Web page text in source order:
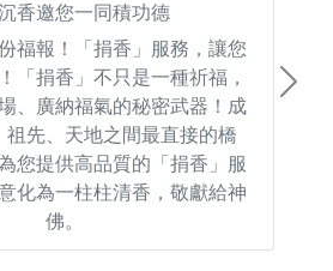
香邀您一同積功德
福報！「捐香」服務，讓您
「捐香」不只是一種祈福，
、廣納福氣的秘密武器！成
先、天地之間最直接的橋
您提供高品質的「捐香」服
化為一柱柱清香，敬獻給神
佛。
Next